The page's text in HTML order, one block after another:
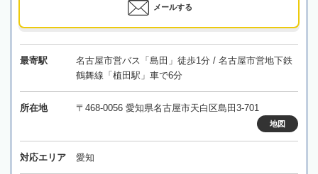
メールする
最寄駅
名古屋市営バス「島田」徒歩1分 / 名古屋市営地下鉄
鶴舞線「植田駅」車で6分
所在地 〒468-0056 愛知県名古屋市天白区島田3-701
地図
対応エリア 愛知